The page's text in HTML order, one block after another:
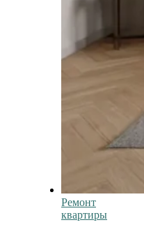
Ремонт
квартиры